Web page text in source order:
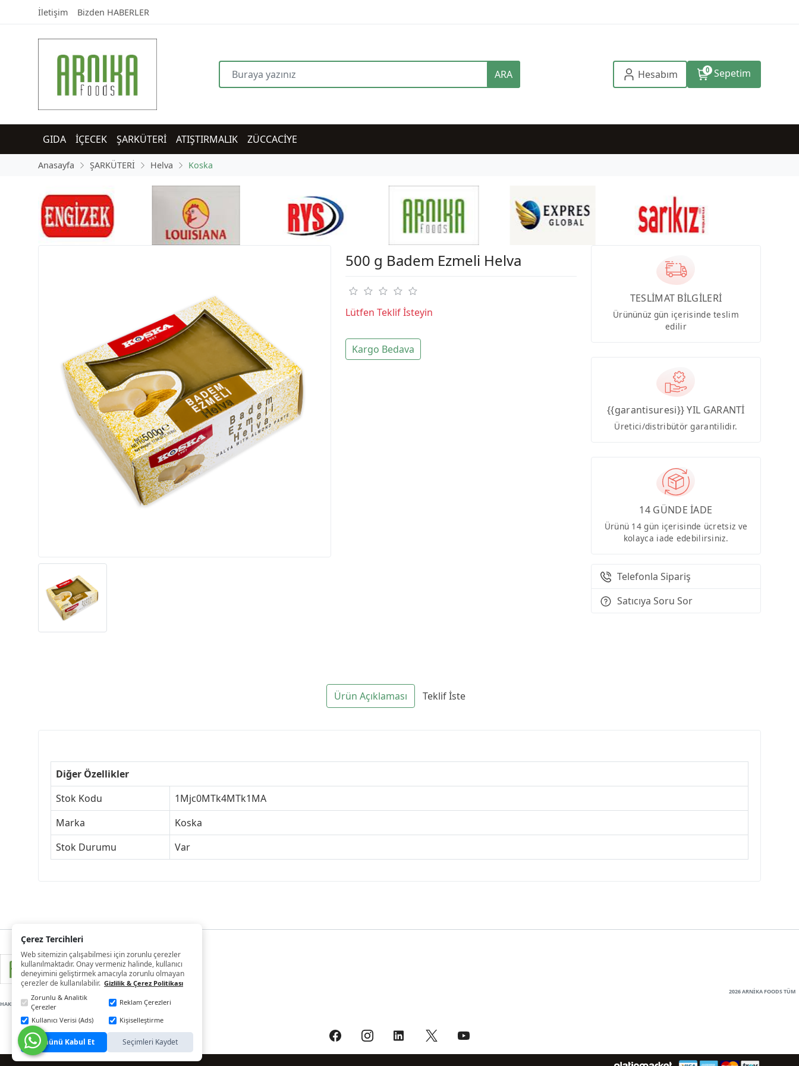
İletişim Bizden HABERLER
ARA Hesabım 0 Sepetim
GIDA İÇECEK ŞARKÜTERİ ATIŞTIRMALIK ZÜCCACİYE
Anasayfa ŞARKÜTERİ Helva Koska
500 g Badem Ezmeli Helva
Lütfen Teklif İsteyin
Kargo Bedava
TESLİMAT BİLGİLERİ
Ürününüz gün içerisinde teslim
edilir
{{garantisuresi}} YIL GARANTİ
Üretici/distribütör garantilidir.
14 GÜNDE İADE
Ürünü 14 gün içerisinde ücretsiz ve
kolayca iade edebilirsiniz.
Telefonla Sipariş
Satıcıya Soru Sor
Ürün Açıklaması Teklif İste
Diğer Özellikler
Stok Kodu
1Mjc0MTk4MTk1MA
Marka
Koska
Stok Durumu
Var
2026 ARNİKA FOODS TÜM
HAKLARI SAKLIDIR
Çerez Tercihleri
Web sitemizin çalışabilmesi için zorunlu çerezler
kullanılmaktadır. Onay vermeniz halinde, kullanıcı
deneyimini geliştirmek amacıyla zorunlu olmayan
çerezler de kullanılabilir. Gizlilik & Çerez Politikası
Zorunlu & Analitik
Çerezler
Reklam Çerezleri
Kullanıcı Verisi (Ads)
Kişiselleştirme
Tümünü Kabul Et Seçimleri Kaydet